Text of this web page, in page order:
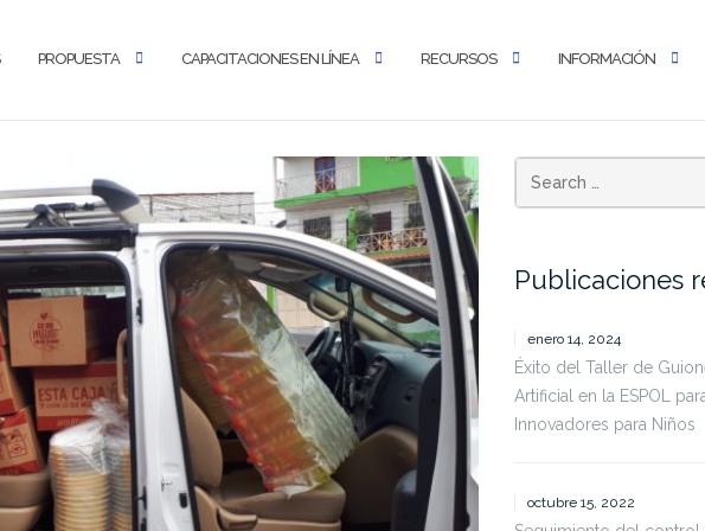
PROPUESTA CAPACITACIONES EN LÍNEA RECURSOS INFORMACIÓN
Publicaciones
enero 14, 2024
Éxito del Taller de
Artificial en la ESPOL
Innovadores para Niños
octubre 15, 2022